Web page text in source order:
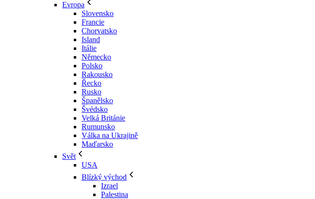
Evropa
Slovensko
Francie
Chorvatsko
Island
Itálie
Německo
Polsko
Rakousko
Řecko
Rusko
Španělsko
Švédsko
Velká Británie
Rumunsko
Válka na Ukrajině
Maďarsko
Svět
USA
Blízký východ
Izrael
Palestina